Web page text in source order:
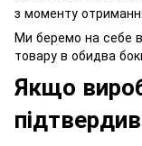
з моменту
Ми беремо на себе
товару в обидва
Якщо